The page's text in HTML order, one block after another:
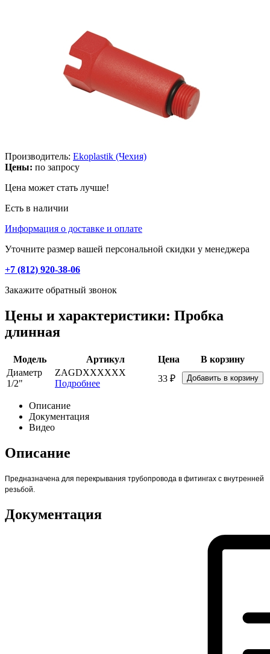
Производитель: Ekoplastik (Чехия)
Цены: по запросу
Цена может стать лучше!
Есть в наличии
Информация о доставке и оплате
Уточните размер вашей персональной скидки у менеджера
+7 (812) 920-38-06
Закажите обратный звонок
Цены и характеристики: Пробка
длинная
Модель Артикул Цена
В корзину
Диаметр
1/2"
ZAGDXXXXXX
Подробнее
33 ₽
Описание
Документация
Видео
Описание
Предназначена для перекрывания трубопровода в фитингах с внутренней
резьбой.
Документация